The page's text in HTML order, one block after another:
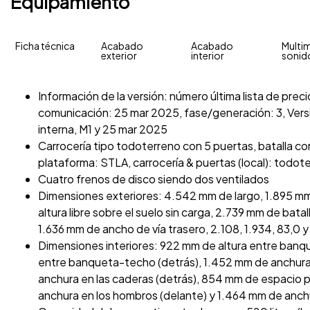
Ficha técnica
Información de la versión: número última lista de
comunicación: 25 mar 2025, fase/generación: 3,
interna, M1 y 25 mar 2025
Carrocería tipo todoterreno con 5 puertas, batalla
plataforma: STLA, carrocería & puertas (local):
Cuatro frenos de disco siendo dos ventilados
Dimensiones exteriores: 4.542 mm de largo, 1.895
altura libre sobre el suelo sin carga, 2.739 mm de
1.636 mm de ancho de vía trasero, 2.108, 1.934, 83,0 y
Dimensiones interiores: 922 mm de altura entre
entre banqueta-techo (detrás), 1.452 mm de
anchura en las caderas (detrás), 854 mm de espacio
anchura en los hombros (delante) y 1.464 mm de
Acabado
exterior
Acabado
interior